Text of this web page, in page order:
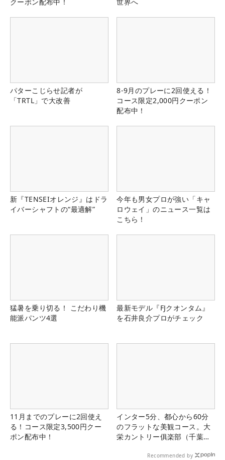
パターこじらせ記者が
「TRTL」で大改善
8-9月のプレーに2回使える！
コース限定2,000円クーポン
配布中！
新『TENSEIオレンジ』はドラ
イバーシャフトの“最適解”
今年も男女プロが強い「キャ
ロウェイ」のニュース一覧は
こちら！
猛暑を乗り切る！ こだわり機
能派パンツ4選
最新モデル『FJクオンタム』
を石井良介プロがチェック
11月までのプレーに2回使え
る！コース限定3,500円クー
ポン配布中！
インター5分、都心から60分
のフラットな美観コース。大
栄カントリー俱楽部（千葉
Recommended by